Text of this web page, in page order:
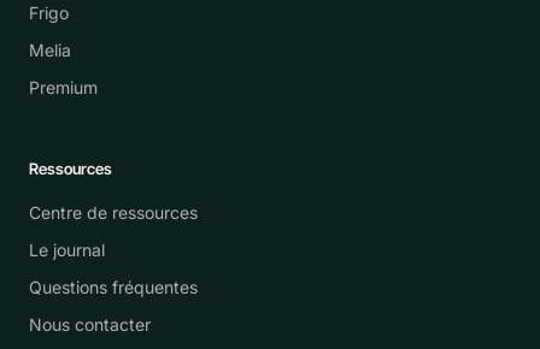
Frigo
Melia
Premium
Ressources
Centre de ressources
Le journal
Questions fréquentes
Nous contacter